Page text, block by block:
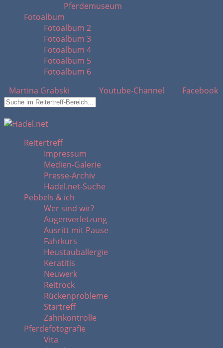
Pferdemuseum
Fotoalbum
Fotoalbum 2
Fotoalbum 3
Fotoalbum 4
Fotoalbum 5
Fotoalbum 6
Martina Grabski
Youtube-Channel Facebook
Reitertreff
Impressum
Medien-Galerie
Presse-Archiv
Hadel.net-Suche
Pebbels & ich
Wer sind wir?
Augenverletzung
Ausritt mit Pause
Fahrkurs
Heustauballergie
Keratitis
Neuwerk
Reitrock
Rückenprobleme
Startreff
Zahnkontrolle
Pferdefotografie
Vita